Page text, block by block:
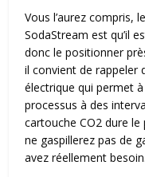
Vous l’aurez compris,
SodaStream est qu’il
donc le positionner
il convient de rappeler
électrique qui permet à
processus à des
cartouche CO2 dure
ne gaspillerez pas de
avez réellement besoin.